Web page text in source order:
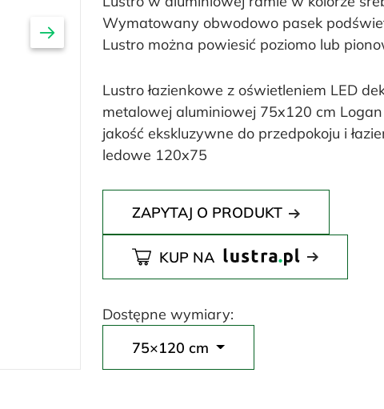
Wymatowany obwodowo pasek
Lustro można powiesić poziomo lub
Lustro łazienkowe z oświetleniem LED
metalowej aluminiowej 75x120 cm
jakość ekskluzywne do przedpokoju i
ledowe 120x75
ZAPYTAJ O PRODUKT
KUP NA
Dostępne wymiary:
75×120 cm